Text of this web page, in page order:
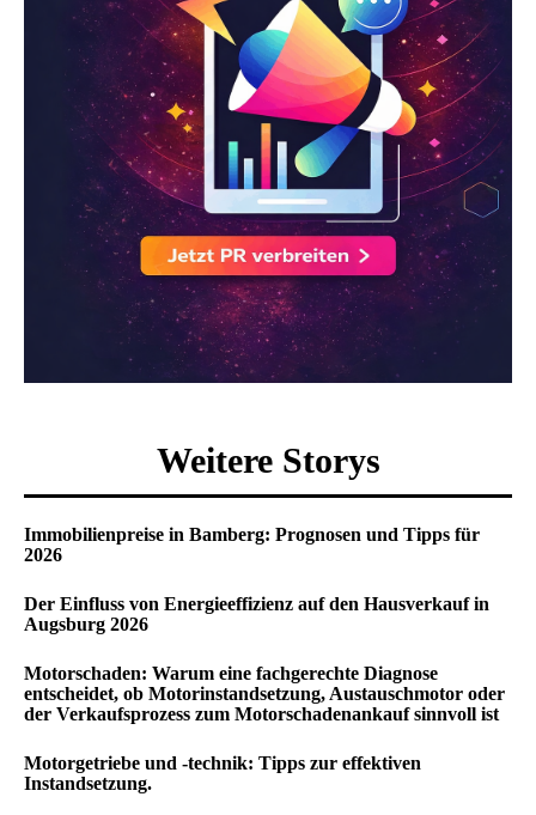
Weitere Storys
Immobilienpreise in Bamberg: Prognosen und Tipps für
2026
Der Einfluss von Energieeffizienz auf den Hausverkauf in
Augsburg 2026
Motorschaden: Warum eine fachgerechte Diagnose
entscheidet, ob Motorinstandsetzung, Austauschmotor oder
der Verkaufsprozess zum Motorschadenankauf sinnvoll ist
Motorgetriebe und -technik: Tipps zur effektiven
Instandsetzung.